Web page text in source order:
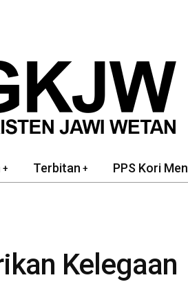
Terbitan PPS Kori
Kelegaan